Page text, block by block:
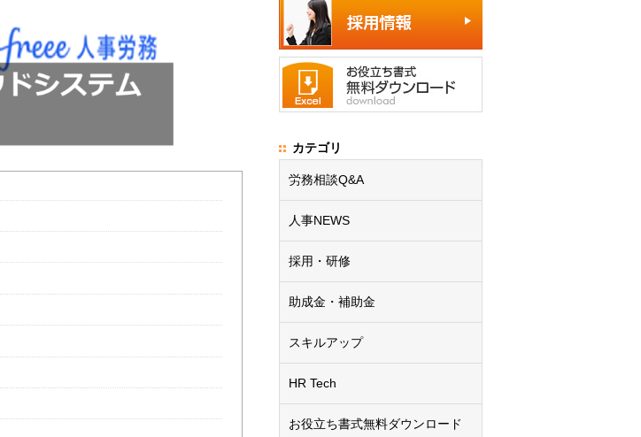
カテゴリ
労務相談Q&A
人事NEWS
採用・研修
助成金・補助金
スキルアップ
HR Tech
お役立ち書式無料ダウンロード